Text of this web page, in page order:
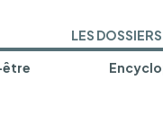
LES
être